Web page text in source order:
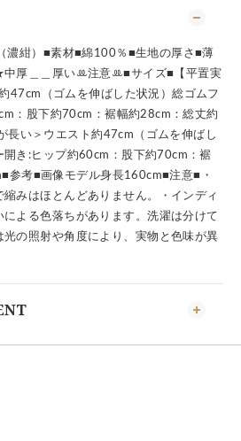
濃紺）■素材■綿100％■生地の厚さ■薄
中厚＿＿厚いꔛ注意ꔛ■サイズ■【平置実
47cm（ゴムを伸ばした状況）総ゴムフ
：股下約70cm：裾幅約28cm：総丈約
い＞ウエスト約47cm（ゴムを伸ばし
開き:ヒップ約60cm：股下約70cm：裾
参考■画像モデル身長160cm■注意■・
みはほとんどありません。・インディ
よる色落ちがあります。洗濯は分けて
の照射や角度により、実物と色味が異